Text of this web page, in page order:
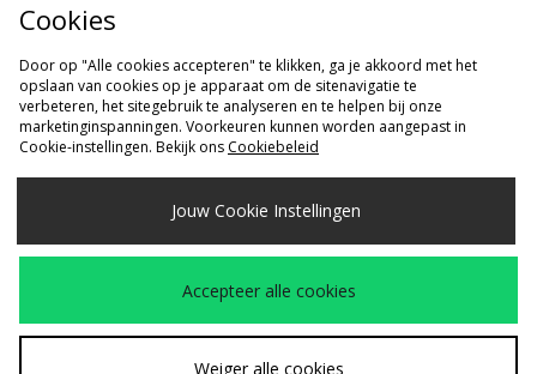
Cookie Instellingen
Verzenden Naar
Nederland
Wij accepteren de volgende betaalmethoden
Bezoek onze bedrijfspaginawww.jdplc.com
Cookies
Door op "Alle cookies accepteren" te klikken, ga je akkoord met het
opslaan van cookies op je apparaat om de sitenavigatie te
verbeteren, het sitegebruik te analyseren en te helpen bij onze
marketinginspanningen. Voorkeuren kunnen worden aangepast in
Cookie-instellingen. Bekijk ons Cookiebeleid
Jouw Cookie Instellingen
Accepteer alle cookies
Weiger alle cookies